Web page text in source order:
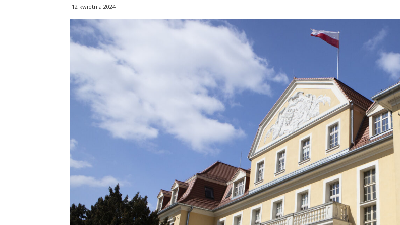
12 kwietnia 2024